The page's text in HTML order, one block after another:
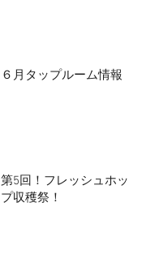
６月タップルーム情報
第5回！フレッシュホッ
プ収穫祭！